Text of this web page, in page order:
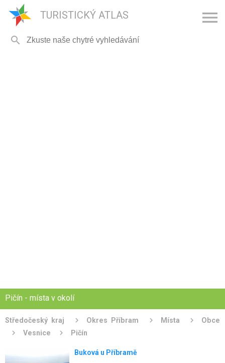
TURISTICKÝ ATLAS 

Pičín - místa v okolí
Středočeský kraj Okres Příbram Místa
Obce
Vesnice
Pičín
Buková u Příbramě